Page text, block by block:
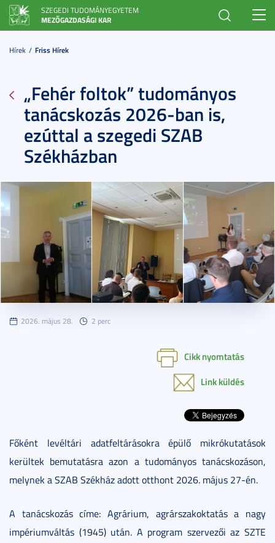
SZEGEDI TUDOMÁNYEGYETEM
MEZŐGAZDASÁGI KAR
Hírek Friss Hírek
„Fehér foltok” tudományos
tanácskozás 2026-ban is,
ezúttal a szegedi SZAB
Székházban
2026. május 28. 2 perc
Cikk nyomtatás
Link küldés
Főként levéltári adatfeltárásokra épülő mikrókutatások
kerültek bemutatásra azon a tudományos tanácskozáson,
melynek a SZAB Székház adott otthont 2026. május 27-én.
A tanácskozás címe: Agrárium, agrárszakoktatás a nagy
impériumváltás (1945) után. A program szervezői az SZTE